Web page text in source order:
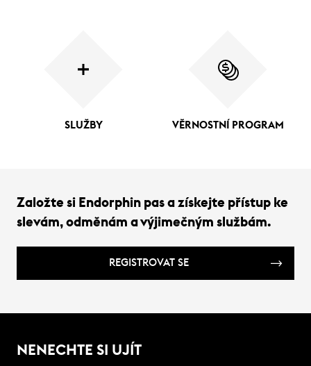
SLUŽBY VĚRNOSTNÍ PROGRAM
Založte si Endorphin pas a získejte přístup ke
slevám, odměnám a výjimečným službám.
REGISTROVAT SE
NENECHTE SI UJÍT